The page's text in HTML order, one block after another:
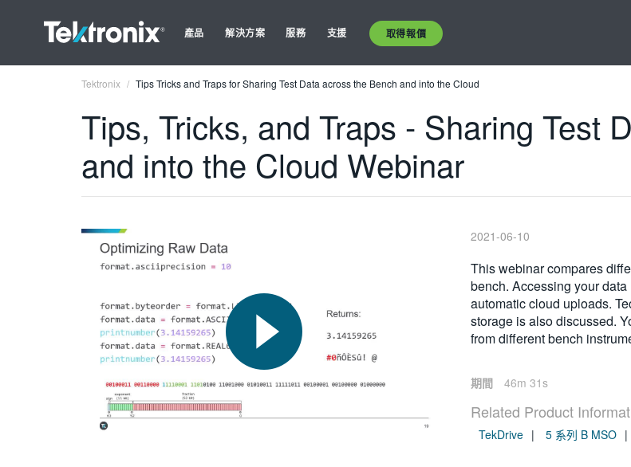
產品 解決方案 服務 支援 取得報價
Tektronix Tips Tricks and Traps for Sharing Test Data across the Bench and into the Cloud
Tips, Tricks, and Traps - Sharing Test
and into the Cloud Webinar
2021-06-10
This webinar compares
bench. Accessing your
automatic cloud uploads.
storage is also discussed.
from different bench
期間 46m 31s
Related Product
TekDrive 5 系列 B MSO